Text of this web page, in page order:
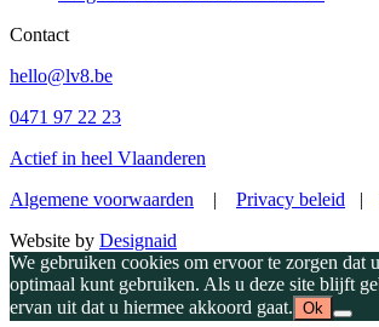
Contact
hello@lv8.be
0471 97 22 23
Actief in heel Vlaanderen
Algemene voorwaarden | Privacy beleid |
Website by Designaid
We gebruiken cookies om ervoor te zorgen dat
optimaal kunt gebruiken. Als u deze site blijft
ervan uit dat u hiermee akkoord gaat. Ok